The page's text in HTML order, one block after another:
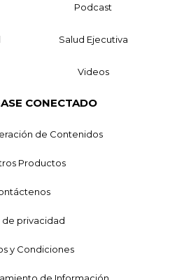
Podcast
Salud Ejecutiva
Videos
CONECTADO
de Contenidos
Productos
de privacidad
y Condiciones
de Información